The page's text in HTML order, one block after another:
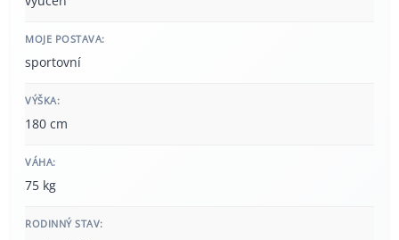
MOJE POSTAVA:
sportovní
VÝŠKA:
180 cm
VÁHA:
75 kg
RODINNÝ STAV: